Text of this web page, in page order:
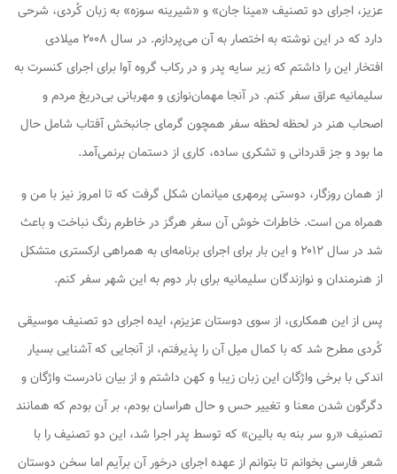
عزیز، اجرای دو تصنیف «مینا جان» و «شیرینه سوزه» به زبان کُردی، شرحی
دارد که در این نوشته به اختصار به آن می‌پردازم. در سال ۲۰۰۸ میلادی
افتخار این را داشتم که زیر سایه پدر و در رکاب گروه آوا برای اجرای کنسرت به
سلیمانیه عراق سفر کنم. در آنجا مهمان‌نوازی و مهربانی بی‌دریغ مردم و
اصحاب هنر در لحظه لحظه سفر همچون گرمای جانبخش آفتاب شامل حال
ما بود و جز قدردانی و تشکری ساده، کاری از دستمان برنمی‌آمد.
از همان روزگار، دوستی پرمهری میانمان شکل گرفت که تا امروز نیز با من و
همراه من است. خاطرات خوش آن سفر هرگز در خاطرم رنگ نباخت و باعث
شد در سال ۲۰۱۲ و این بار برای اجرای برنامه‌ای به همراهی ارکستری متشکل
از هنرمندان و نوازندگان سلیمانیه برای بار دوم به این شهر سفر کنم.
پس از این همکاری، از سوی دوستان عزیزم، ایده اجرای دو تصنیف موسیقی
کُردی مطرح شد که با کمال میل آن را پذیرفتم، از آنجایی که آشنایی بسیار
اندکی با برخی واژگان این زبان زیبا و کهن داشتم و از بیان نادرست واژگان و
دگرگون شدن معنا و تغییر حس و حال هراسان بودم، بر آن بودم که همانند
تصنیف «رو سر بنه به بالین» که توسط پدر اجرا شد، این دو تصنیف را با
شعر فارسی بخوانم تا بتوانم از عهده اجرای درخور آن برآیم اما سخن دوستان